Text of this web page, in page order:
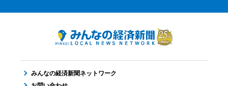
みんなの経済新聞ネットワーク